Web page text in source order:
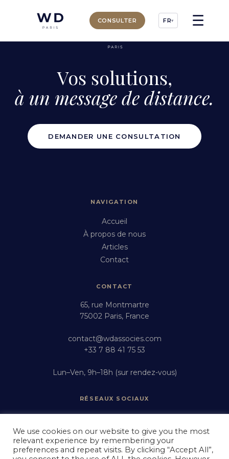
CONSULTER FR▾ ☰
Vos solutions,
à un message de distance.
DEMANDER UNE CONSULTATION
NAVIGATION
Accueil
À propos de nous
Articles
Contact
CONTACT
65, rue Montmartre
75002 Paris, France
contact@wdassocies.com
+33 7 88 41 75 53
Lun–Ven, 9h–18h (sur rendez-vous)
RÉSEAUX SOCIAUX
LinkedIn
YouTube
We use cookies on our website to give you the most
relevant experience by remembering your
preferences and repeat visits. By clicking “Accept All”,